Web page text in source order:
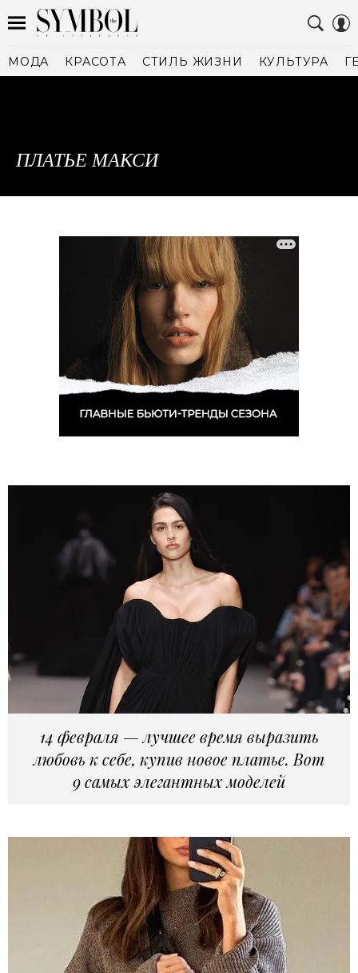
МОДА КРАСОТА СТИЛЬ ЖИЗНИ КУЛЬТУРА
ПЛАТЬЕ МАКСИ
14 февраля — лучшее время выразить
любовь к себе, купив новое платье. Вот
9 самых элегантных моделей